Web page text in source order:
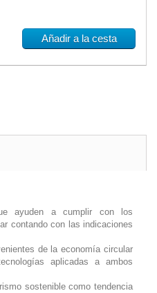
Añadir a la cesta
ayuden a cumplir con los
contando con las indicaciones
de la economía circular
aplicadas a ambos
sostenible como tendencia